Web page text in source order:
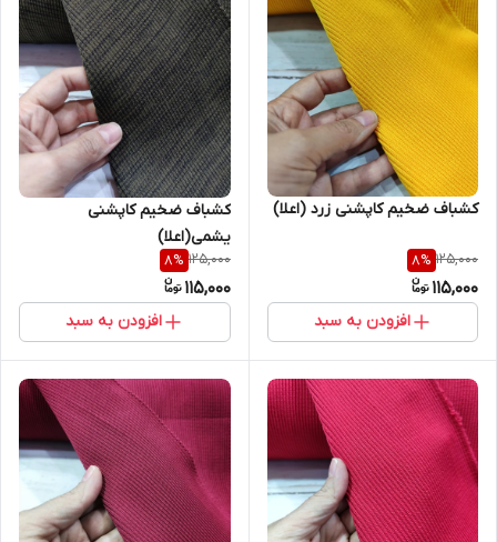
کشباف ضخیم کاپشنی زرد (اعلا)
125,000
8%
115,000
افزودن به سبد
کشباف ضخیم کاپشنی
یشمی(اعلا)
125,000
8%
115,000
افزودن به سبد